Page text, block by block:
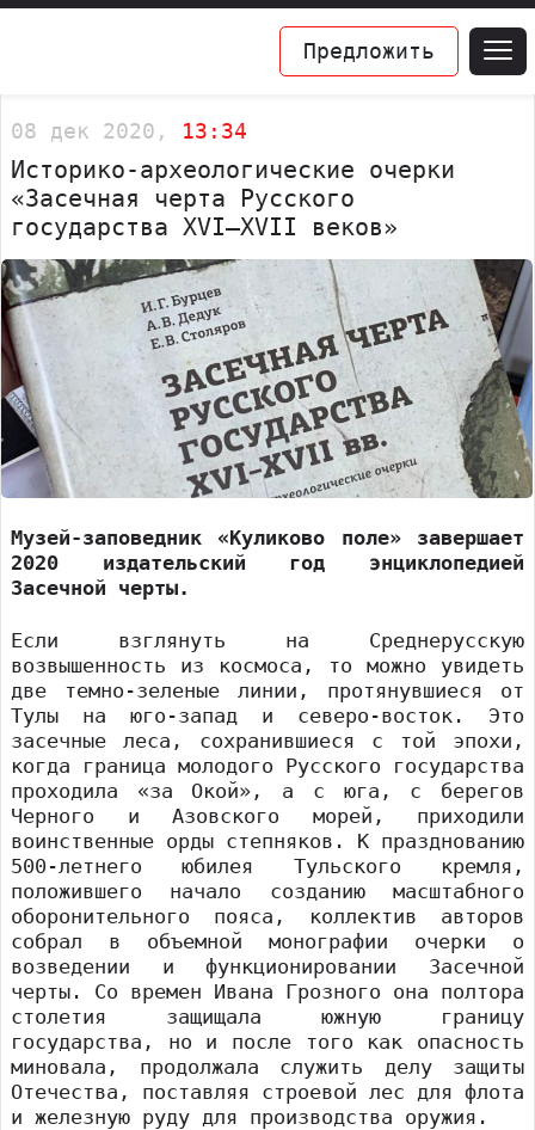
Предложить
08 дек 2020, 13:34
Историко-археологические очерки
«Засечная черта Русского
государства XVI–XVII веков»
Музей-заповедник «Куликово поле» завершает
2020 издательский год энциклопедией
Засечной черты.
Если взглянуть на Среднерусскую
возвышенность из космоса, то можно увидеть
две темно-зеленые линии, протянувшиеся от
Тулы на юго-запад и северо-восток. Это
засечные леса, сохранившиеся с той эпохи,
когда граница молодого Русского государства
проходила «за Окой», а с юга, с берегов
Черного и Азовского морей, приходили
воинственные орды степняков. К празднованию
500-летнего юбилея Тульского кремля,
положившего начало созданию масштабного
оборонительного пояса, коллектив авторов
собрал в объемной монографии очерки о
возведении и функционировании Засечной
черты. Со времен Ивана Грозного она полтора
столетия защищала южную границу
государства, но и после того как опасность
миновала, продолжала служить делу защиты
Отечества, поставляя строевой лес для флота
и железную руду для производства оружия.